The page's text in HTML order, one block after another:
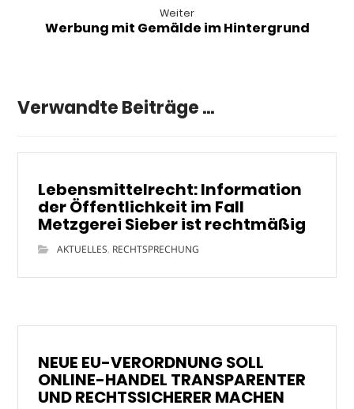
Weiter
Werbung mit Gemälde im Hintergrund
Verwandte Beiträge ...
Lebensmittelrecht: Information
der Öffentlichkeit im Fall
Metzgerei Sieber ist rechtmäßig
AKTUELLES, RECHTSPRECHUNG
NEUE EU-VERORDNUNG SOLL
ONLINE-HANDEL TRANSPARENTER
UND RECHTSSICHERER MACHEN